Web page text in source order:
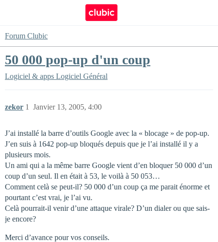
Forum Clubic
50 000 pop-up d'un coup
Logiciel & apps Logiciel Général
zekor Janvier 13, 2005, 4:00
1
J’ai installé la barre d’outils Google avec la « blocage » de pop-up.
J’en suis à 1642 pop-up bloqués depuis que je l’ai installé il y a
plusieurs mois.
Un ami qui a la même barre Google vient d’en bloquer 50 000 d’un
coup d’un seul. Il en était à 53, le voilà à 50 053…
Comment celà se peut-il? 50 000 d’un coup ça me parait énorme et
pourtant c’est vrai, je l’ai vu.
Celà pourrait-il venir d’une attaque virale? D’un dialer ou que sais-
je encore?
Merci d’avance pour vos conseils.